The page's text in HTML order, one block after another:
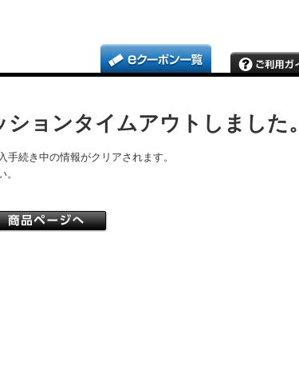
ョンタイムアウトしました。
続き中の情報がクリアされます。